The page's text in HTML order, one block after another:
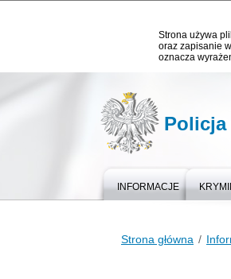
Strona używa
oraz zapisanie
oznacza
Policja
INFORMACJE
Strona główna